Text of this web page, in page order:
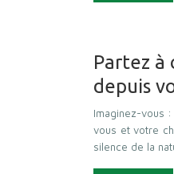
Partez à
depuis
Imaginez-vous
vous et votre
silence de la